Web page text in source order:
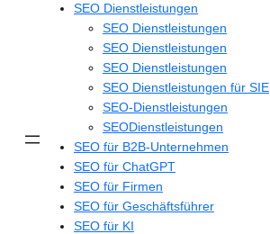
SEO Dienstleistungen
SEO Dienstleistungen
SEO Dienstleistungen
SEO Dienstleistungen
SEO Dienstleistungen für SIE
SEO-Dienstleistungen
SEODienstleistungen
SEO für B2B-Unternehmen
SEO für ChatGPT
SEO für Firmen
SEO für Geschäftsführer
SEO für KI